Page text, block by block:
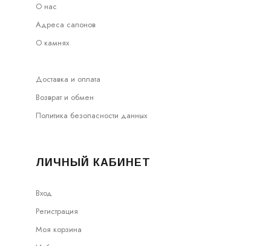
О нас
Адреса салонов
О камнях
Доставка и оплата
Возврат и обмен
Политика безопасности данных
ЛИЧНЫЙ КАБИНЕТ
Вход
Регистрация
Моя корзина